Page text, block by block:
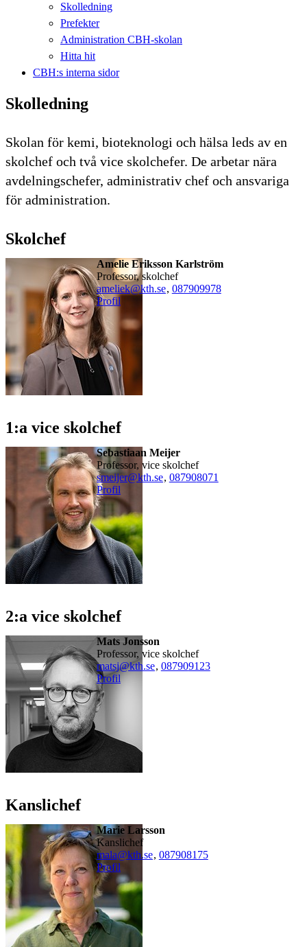
Skolledning
Prefekter
Administration CBH-skolan
Hitta hit
CBH:s interna sidor
Skolledning
Skolan för kemi, bioteknologi och hälsa leds av en
skolchef och två vice skolchefer. De arbetar nära
avdelningschefer, administrativ chef och ansvariga
för administration.
Skolchef
Amelie Eriksson Karlström
professor, skolchef
ameliek@kth.se, 087909978
Profil
1:a vice skolchef
Sebastiaan Meijer
professor, vice skolchef
smeijer@kth.se, 087908071
Profil
2:a vice skolchef
Mats Jonsson
professor, vice skolchef
matsj@kth.se, 087909123
Profil
Kanslichef
Marie Larsson
kanslichef
mala@kth.se, 087908175
Profil